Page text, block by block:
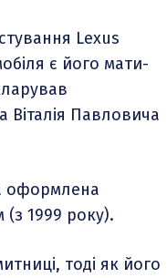
Lexus
є його мати-
Віталія Павловича
оформлена
1999 року).
тоді як його